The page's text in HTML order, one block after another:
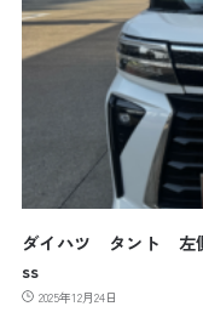
ダイハツ タント 左
ss
2025年12月24日